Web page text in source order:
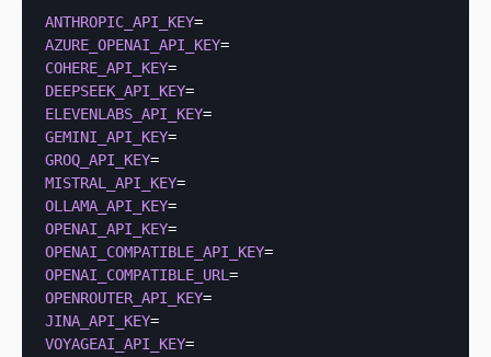
ANTHROPIC_API_KEY
AZURE_OPENAI_API_KEY
COHERE_API_KEY
DEEPSEEK_API_KEY
ELEVENLABS_API_KEY
GEMINI_API_KEY
GROQ_API_KEY
MISTRAL_API_KEY
OLLAMA_API_KEY
OPENAI_API_KEY
OPENAI_COMPATIBLE_API_KEY
OPENAI_COMPATIBLE_URL
OPENROUTER_API_KEY
JINA_API_KEY
VOYAGEAI_API_KEY